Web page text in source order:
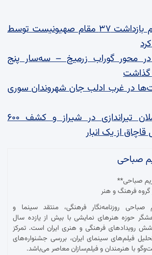
حماس از حکم بازداشت ۳۷ مقام صهیونیست توسط
در محور گوراب زرمیخ – سه‌سار پنج
گذاشت
در غرب ادلب جان شهروندان سوری
دستگیری عاملان تیراندازی در شیراز و کشف ۶۰۰
قاچاق از یک انبار
صباحی
صباحی**
گروه فرهنگ و هنر
صباحی روزنامه‌نگار فرهنگی، منتقد سینما و
حوزه هنرهای نمایشی با بیش از یازده سال
رویدادهای فرهنگی و هنری ایران است. تمرکز
فیلم‌های سینمای ایران، بررسی جشنواره‌های
با هنرمندان و فیلم‌سازان معاصر می‌باشد.